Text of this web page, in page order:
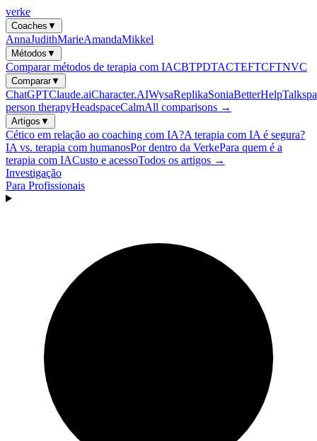
verke
Coaches ▼
AnnaJudithMarieAmandaMikkel
Métodos ▼
Comparar métodos de terapia com IACBTPDTACTEFTCFTNVC
Comparar▼
ChatGPTClaude.aiCharacter.AIWysaReplikaSoniaBetterHelp
person therapyHeadspaceCalmAll comparisons →
Artigos ▼
Cético em relação ao coaching com IA?A terapia com IA é segura?
IA vs. terapia com humanosPor dentro da VerkePara quem é a
terapia com IACusto e acessoTodos os artigos →
Investigação
Para Profissionais